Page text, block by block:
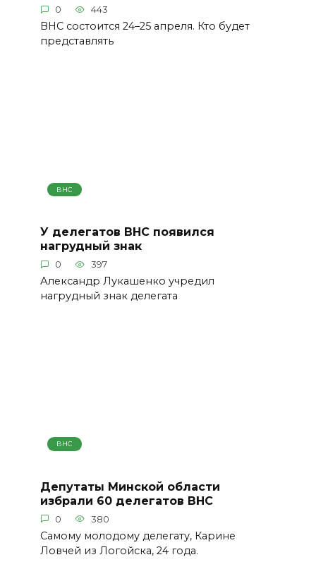
0 443
ВНС состоится 24–25 апреля. Кто будет
представлять
ВНС
У делегатов ВНС появился
нагрудный знак
0 397
Александр Лукашенко учредил
нагрудный знак делегата
ВНС
Депутаты Минской области
избрали 60 делегатов ВНС
0 380
Самому молодому делегату, Карине
Ловчей из Логойска, 24 года.